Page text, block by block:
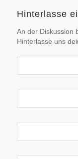
Hinterlasse
An der Diskussion
Hinterlasse uns